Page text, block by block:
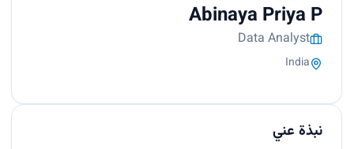
Abinaya Priya P
Data Analyst
India
نبذة عني